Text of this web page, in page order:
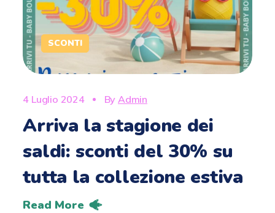
SCONTI
4 Luglio 2024 By Admin
Arriva la stagione dei
saldi: sconti del 30% su
tutta la collezione estiva
Read More